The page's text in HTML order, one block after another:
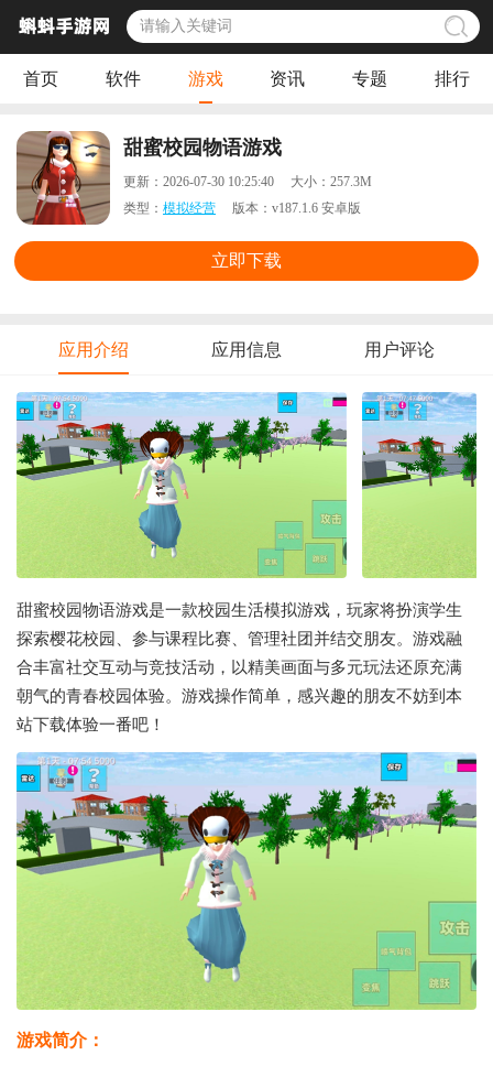
首页 软件 游戏 资讯 专题 排行
甜蜜校园物语游戏
更新： 2026-07-30 10:25:40 大小： 257.3M
类型： 模拟经营 版本： v187.1.6 安卓版
立即下载
应用介绍 应用信息 用户评论
甜蜜校园物语游戏是一款校园生活模拟游戏，玩家将扮演学生
探索樱花校园、参与课程比赛、管理社团并结交朋友。游戏融
合丰富社交互动与竞技活动，以精美画面与多元玩法还原充满
朝气的青春校园体验。游戏操作简单，感兴趣的朋友不妨到本
站下载体验一番吧！
游戏简介：